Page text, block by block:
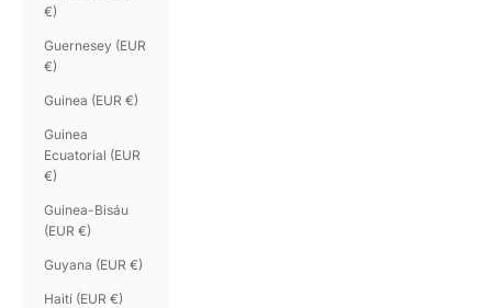
€)
Guernesey (EUR
€)
Guinea (EUR €)
Guinea
Ecuatorial (EUR
€)
Guinea-Bisáu
(EUR €)
Guyana (EUR €)
Haití (EUR €)